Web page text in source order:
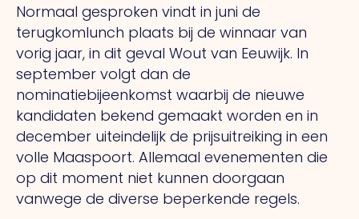
Normaal gesproken vindt in juni de
terugkomlunch plaats bij de winnaar van
vorig jaar, in dit geval Wout van Eeuwijk. In
september volgt dan de
nominatiebijeenkomst waarbij de nieuwe
kandidaten bekend gemaakt worden en in
december uiteindelijk de prijsuitreiking in een
volle Maaspoort. Allemaal evenementen die
op dit moment niet kunnen doorgaan
vanwege de diverse beperkende regels.